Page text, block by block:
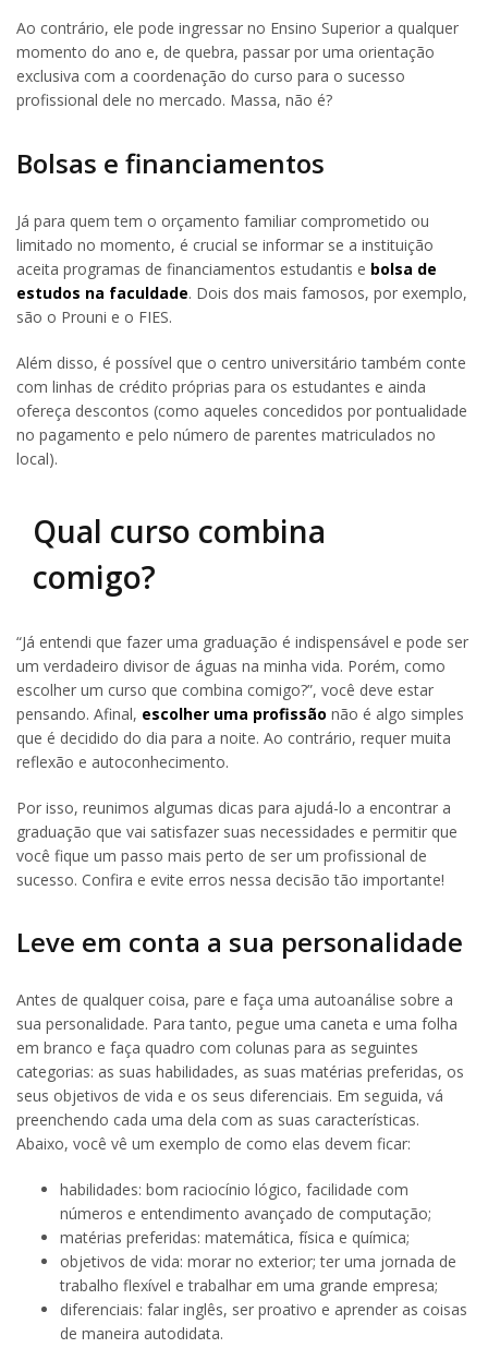
Ao contrário, ele pode ingressar no Ensino Superior a qualquer
momento do ano e, de quebra, passar por uma orientação
exclusiva com a coordenação do curso para o sucesso
profissional dele no mercado. Massa, não é?
Bolsas e financiamentos
Já para quem tem o orçamento familiar comprometido ou
limitado no momento, é crucial se informar se a instituição
aceita programas de financiamentos estudantis e bolsa de
estudos na faculdade. Dois dos mais famosos, por exemplo,
são o Prouni e o FIES.
Além disso, é possível que o centro universitário também conte
com linhas de crédito próprias para os estudantes e ainda
ofereça descontos (como aqueles concedidos por pontualidade
no pagamento e pelo número de parentes matriculados no
local).
Qual curso combina
comigo?
“Já entendi que fazer uma graduação é indispensável e pode ser
um verdadeiro divisor de águas na minha vida. Porém, como
escolher um curso que combina comigo?”, você deve estar
pensando. Afinal, escolher uma profissão não é algo simples
que é decidido do dia para a noite. Ao contrário, requer muita
reflexão e autoconhecimento.
Por isso, reunimos algumas dicas para ajudá-lo a encontrar a
graduação que vai satisfazer suas necessidades e permitir que
você fique um passo mais perto de ser um profissional de
sucesso. Confira e evite erros nessa decisão tão importante!
Leve em conta a sua personalidade
Antes de qualquer coisa, pare e faça uma autoanálise sobre a
sua personalidade. Para tanto, pegue uma caneta e uma folha
em branco e faça quadro com colunas para as seguintes
categorias: as suas habilidades, as suas matérias preferidas, os
seus objetivos de vida e os seus diferenciais. Em seguida, vá
preenchendo cada uma dela com as suas características.
Abaixo, você vê um exemplo de como elas devem ficar:
habilidades: bom raciocínio lógico, facilidade com
números e entendimento avançado de computação;
matérias preferidas: matemática, física e química;
objetivos de vida: morar no exterior; ter uma jornada de
trabalho flexível e trabalhar em uma grande empresa;
diferenciais: falar inglês, ser proativo e aprender as coisas
de maneira autodidata.